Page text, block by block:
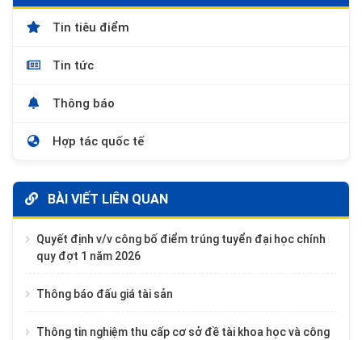
Tin tiêu điểm
Tin tức
Thông báo
Hợp tác quốc tế
BÀI VIẾT LIÊN QUAN
Quyết định v/v công bố điểm trúng tuyển đại học chính
quy đợt 1 năm 2026
Thông báo đấu giá tài sản
Thông tin nghiệm thu cấp cơ sở đề tài khoa học và công